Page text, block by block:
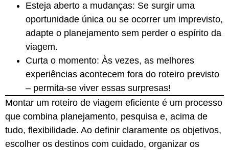
Esteja aberto a mudanças: Se surgir uma
oportunidade única ou se ocorrer um imprevisto,
adapte o planejamento sem perder o espírito da
viagem.
Curta o momento: Às vezes, as melhores
experiências acontecem fora do roteiro previsto
– permita-se viver essas surpresas!
Montar um roteiro de viagem eficiente é um processo
que combina planejamento, pesquisa e, acima de
tudo, flexibilidade. Ao definir claramente os objetivos,
escolher os destinos com cuidado, organizar os